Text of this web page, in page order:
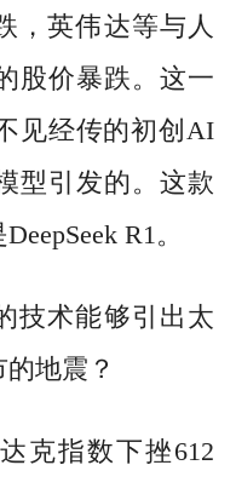
，英伟达等与人
股价暴跌。这一
见经传的初创AI
型引发的。这款
R1。
技术能够引出太
地震？
克指数下挫612